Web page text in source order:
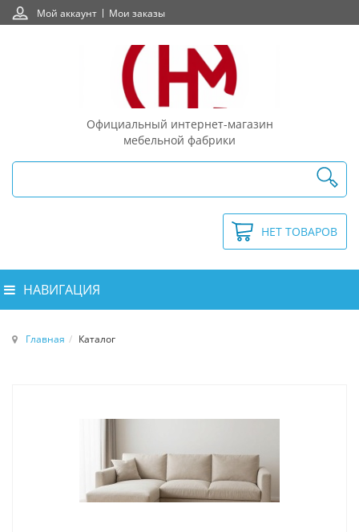
Мой аккаунт Мои заказы
Официальный интернет-магазин
мебельной фабрики
НЕТ ТОВАРОВ
НАВИГАЦИЯ
Главная Каталог